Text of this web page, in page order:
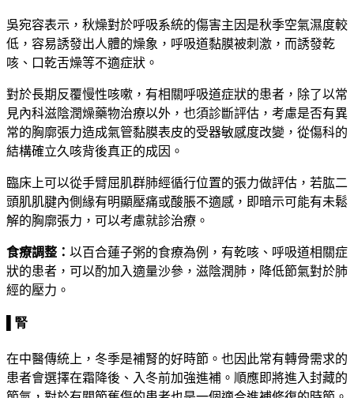
吳宛容表示，秋燥對於呼吸系統的傷害主因是秋季空氣濕度較
低，容易誘發出人體的燥象，呼吸道黏膜被刺激，而誘發乾
咳、口乾舌燥等不適症狀。
對於長期反覆慢性咳嗽，有相關呼吸道症狀的患者，除了以常
見內科滋陰潤燥藥物治療以外，也須診斷評估，考慮是否有異
常的胸廓張力造成氣管黏膜表皮的受器敏感度改變，從傷科的
結構確立久咳背後真正的成因。
臨床上可以從手臂屈肌群肺經循行位置的張力做評估，若肱二
頭肌肌腱內側緣有明顯壓痛或酸脹不適感，即暗示可能有未鬆
解的胸廓張力，可以考慮就診治療。
食療調整： 以百合蓮子粥的食療為例，有乾咳、呼吸道相關症
狀的患者，可以酌加入適量沙參，滋陰潤肺，降低節氣對於肺
經的壓力。
▌腎
在中醫傳統上，冬季是補腎的好時節。也因此常有轉骨需求的
患者會選擇在霜降後、入冬前加強進補。順應即將進入封藏的